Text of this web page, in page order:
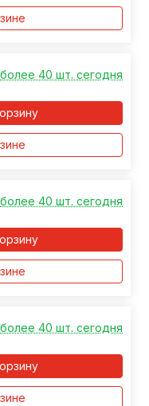
более 40 шт. сегодня
более 40 шт. сегодня
более 40 шт. сегодня